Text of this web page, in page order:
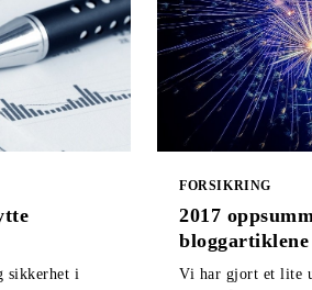
sikkerhet i
FORSIKRING
2017
bloggartiklene
Vi har gjort et lite